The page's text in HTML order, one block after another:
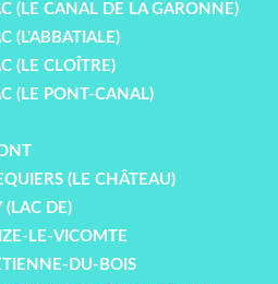
(LE CANAL DE LA GARONNE)
(L'ABBATIALE)
(LE CLOÎTRE)
(LE PONT-CANAL)
(LE CHÂTEAU)
(LAC DE)
LE-VICOMTE
DU-BOIS